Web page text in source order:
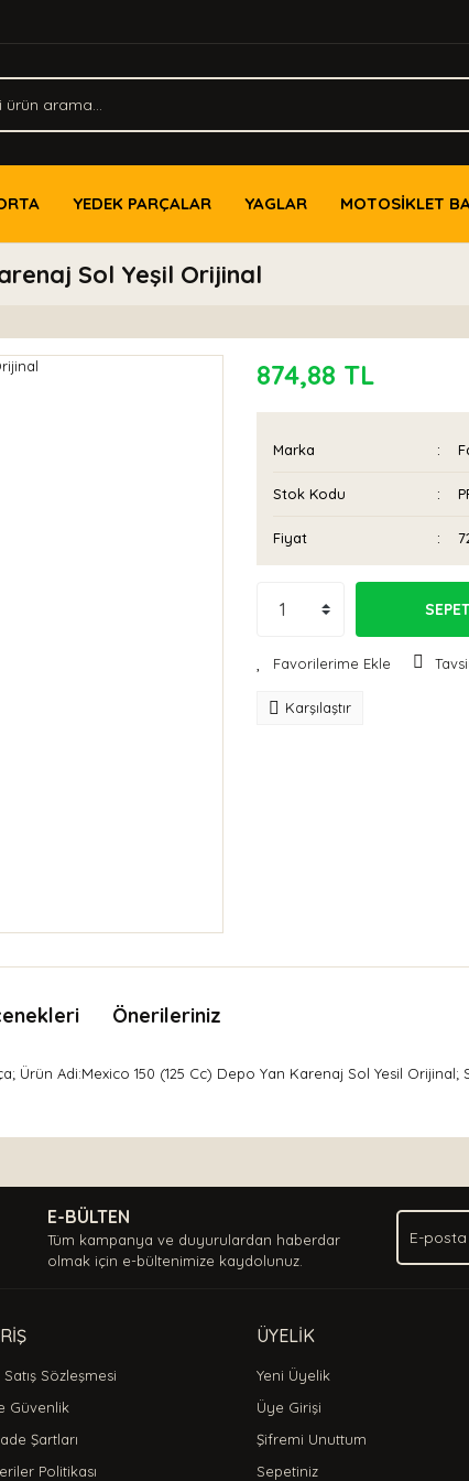
YEDEK PARÇALAR YAGLAR MOTOSİKLET
Sol Yeşil Orijinal
874,88 TL
Marka
Stok Kodu
Fiyat
Karşılaştır
Önerileriniz
Ürün Adi:Mexico 150 (125 Cc) Depo Yan Karenaj Sol Yesil
Gönder
E-BÜLTEN
Tüm kampanya ve duyurulardan haberdar
olmak için e-bültenimize kaydolunuz.
Sözleşmesi
Güvenlik
Şartları
Politikası
ÜYELİK
Yeni Üyelik
Üye Girişi
Şifremi Unuttum
Sepetiniz